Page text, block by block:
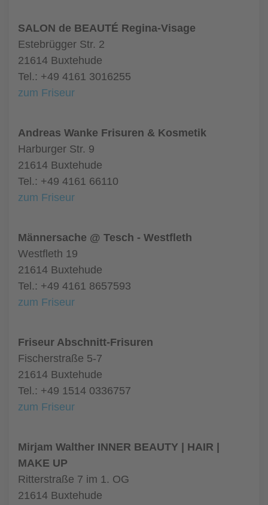
SALON de BEAUTÉ Regina-Visage
Estebrügger Str. 2
21614 Buxtehude
Tel.: +49 4161 3016255
zum Friseur
Andreas Wanke Frisuren & Kosmetik
Harburger Str. 9
21614 Buxtehude
Tel.: +49 4161 66110
zum Friseur
Männersache @ Tesch - Westfleth
Westfleth 19
21614 Buxtehude
Tel.: +49 4161 8657593
zum Friseur
Friseur Abschnitt-Frisuren
Fischerstraße 5-7
21614 Buxtehude
Tel.: +49 1514 0336757
zum Friseur
Mirjam Walther INNER BEAUTY | HAIR |
MAKE UP
Ritterstraße 7 im 1. OG
21614 Buxtehude